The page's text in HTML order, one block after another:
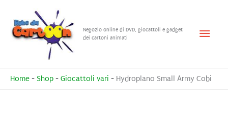
contenuto
Negozio online di DVD, giocattoli e gadget
dei cartoni animati
Menu
Home - Shop - Giocattoli vari - Hydroplano Small Army Cobi